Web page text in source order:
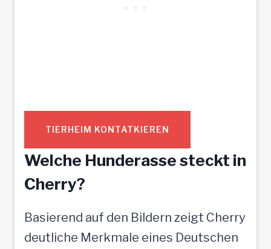
TIERHEIM KONTATKIEREN
Welche Hunderasse steckt in
Cherry?
Basierend auf den Bildern zeigt Cherry
deutliche Merkmale eines Deutschen